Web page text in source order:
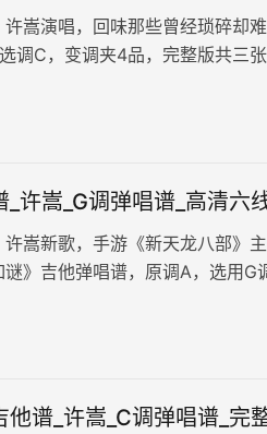
许嵩演唱，回味那些曾经琐碎却
调C，变调夹4品，完整版共三
_许嵩_G调弹唱谱_高清六
嵩新歌，手游《新天龙八部》
》吉他弹唱谱，原调A，选用G
他谱_许嵩_C调弹唱谱_完